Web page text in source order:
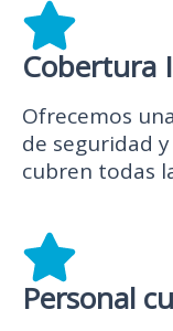
Cobertura
Ofrecemos
de seguridad
cubren todas
Personal